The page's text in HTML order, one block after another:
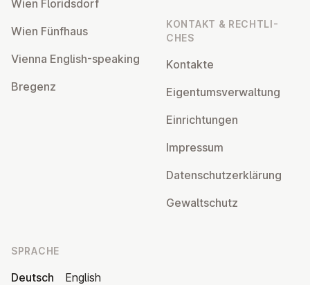
Wien Flo­rids­dorf
Wien Fünfhaus
Vienna English-speaking
Bregenz
KONTAKT & RECHT­LI­
CHES
Kontakte
Ei­gen­tums­ver­wal­tung
Ein­rich­tun­gen
Impressum
Da­ten­schutz­er­klä­rung
Ge­walt­schutz
SPRACHE
Deutsch
English